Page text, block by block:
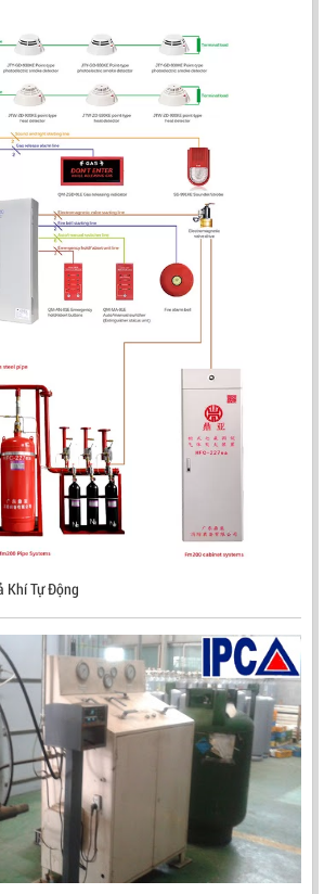
LIÊN HỆ
Mã sản phẩm: UX150
NỔ CHỐNG NƯỚC UV/IR- UX300
NHẬP KHẨU HÀN QUỐC
LIÊN HỆ
Mã sản phẩm: UX300
Khí Tự Động